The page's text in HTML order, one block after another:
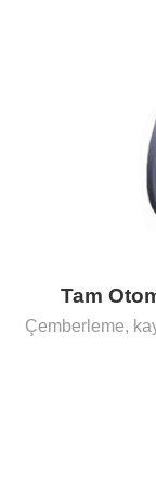
Tam
Çemberleme,